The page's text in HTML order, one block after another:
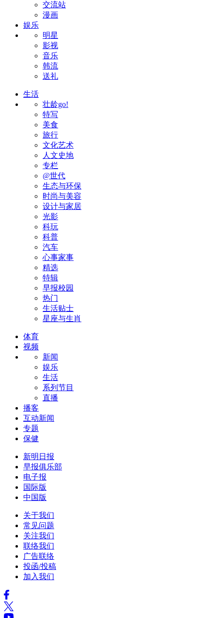
交流站
漫画
娱乐
明星
影视
音乐
韩流
送礼
生活
壮龄go!
特写
美食
旅行
文化艺术
人文史地
专栏
@世代
生态与环保
时尚与美容
设计与家居
光影
科玩
科普
汽车
心事家事
精选
特辑
早报校园
热门
生活贴士
星座与生肖
体育
视频
新闻
娱乐
生活
系列节目
直播
播客
互动新闻
专题
保健
新明日报
早报俱乐部
电子报
国际版
中国版
关于我们
常见问题
关注我们
联络我们
广告联络
投函/投稿
加入我们